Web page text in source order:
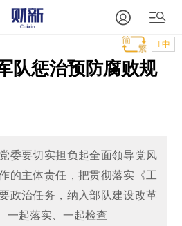
T中
队惩治预防腐败规
委要切实担负起全面领导党风
的主体责任，把贯彻落实《工
政治任务，纳入部队建设改革
一起落实、一起检查